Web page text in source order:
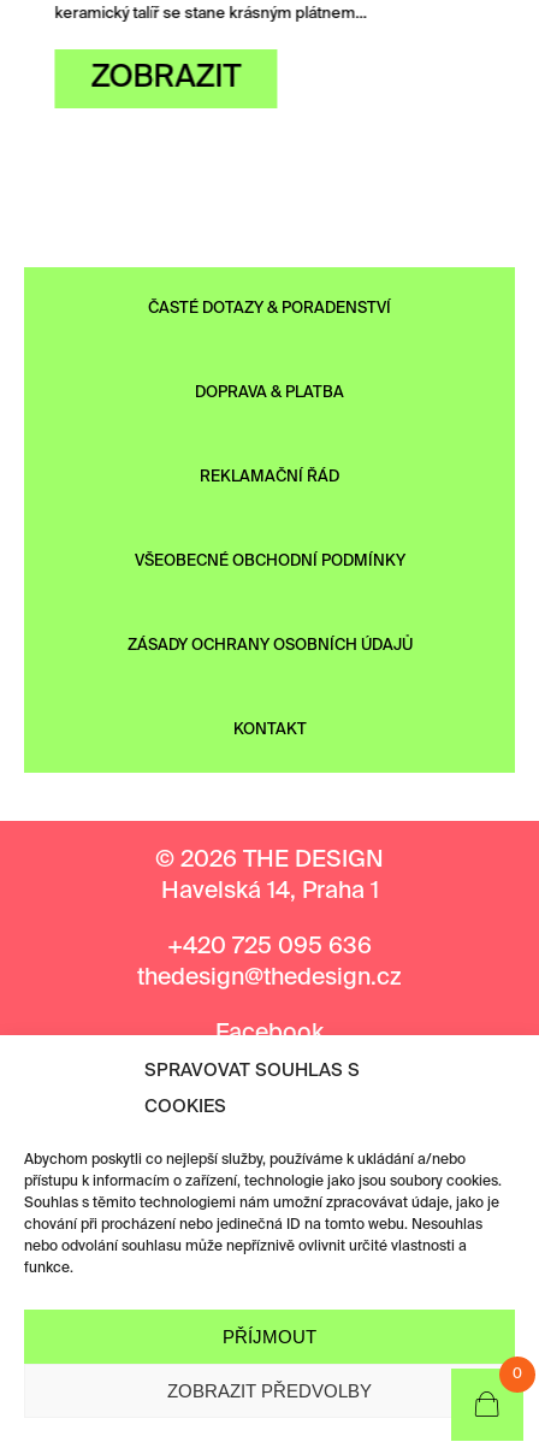
SPRAVOVAT SOUHLAS S
COOKIES
Abychom poskytli co nejlepší služby, používáme k ukládání a/nebo
přístupu k informacím o zařízení, technologie jako jsou soubory cookies.
Souhlas s těmito technologiemi nám umožní zpracovávat údaje, jako je
chování při procházení nebo jedinečná ID na tomto webu. Nesouhlas
nebo odvolání souhlasu může nepříznivě ovlivnit určité vlastnosti a
funkce.
PŘÍJMOUT
ZOBRAZIT PŘEDVOLBY
keramický talíř se stane krásným plátnem…
ZOBRAZIT
ČASTÉ DOTAZY & PORADENSTVÍ
DOPRAVA & PLATBA
REKLAMAČNÍ ŘÁD
VŠEOBECNÉ OBCHODNÍ PODMÍNKY
ZÁSADY OCHRANY OSOBNÍCH ÚDAJŮ
KONTAKT
© 2026 THE DESIGN
Havelská 14, Praha 1
+420 725 095 636
thedesign@thedesign.cz
Facebook
Instagram
0